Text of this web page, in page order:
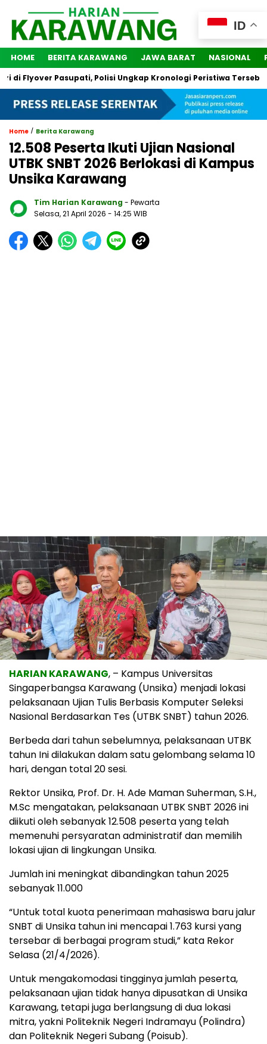
HOME BERITA KARAWANG JAWA BARAT NASIONAL
Flyover Pasupati, Polisi Ungkap Kronologi Peristiwa Tersebut
Home / Berita Karawang
12.508 Peserta Ikuti Ujian Nasional
UTBK SNBT 2026 Berlokasi di Kampus
Unsika Karawang
Tim Harian Karawang - Pewarta
Selasa, 21 April 2026 - 14:25 WIB
HARIAN KARAWANG, – Kampus Universitas
Singaperbangsa Karawang (Unsika) menjadi lokasi
pelaksanaan Ujian Tulis Berbasis Komputer Seleksi
Nasional Berdasarkan Tes (UTBK SNBT) tahun 2026.
Berbeda dari tahun sebelumnya, pelaksanaan UTBK
tahun Ini dilakukan dalam satu gelombang selama 10
hari, dengan total 20 sesi.
Rektor Unsika, Prof. Dr. H. Ade Maman Suherman, S.H.,
M.Sc mengatakan, pelaksanaan UTBK SNBT 2026 ini
diikuti oleh sebanyak 12.508 peserta yang telah
memenuhi persyaratan administratif dan memilih
lokasi ujian di lingkungan Unsika.
Jumlah ini meningkat dibandingkan tahun 2025
sebanyak 11.000
“Untuk total kuota penerimaan mahasiswa baru jalur
SNBT di Unsika tahun ini mencapai 1.763 kursi yang
tersebar di berbagai program studi,” kata Rekor
Selasa (21/4/2026).
Untuk mengakomodasi tingginya jumlah peserta,
pelaksanaan ujian tidak hanya dipusatkan di Unsika
Karawang, tetapi juga berlangsung di dua lokasi
mitra, yakni Politeknik Negeri Indramayu (Polindra)
dan Politeknik Negeri Subang (Poisub).
ID